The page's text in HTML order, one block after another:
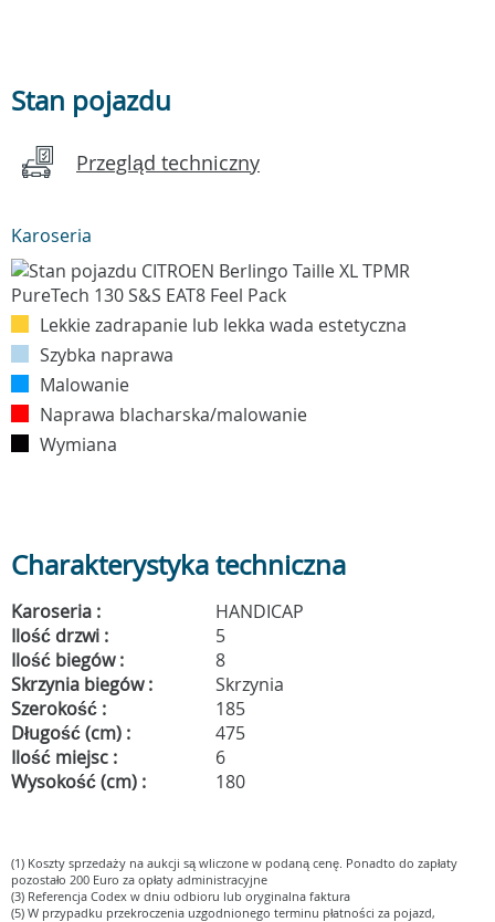
Stan pojazdu
Przegląd techniczny
Karoseria
Lekkie zadrapanie lub lekka wada estetyczna
Szybka naprawa
Malowanie
Naprawa blacharska/malowanie
Wymiana
Charakterystyka techniczna
Karoseria :
HANDICAP
Ilość drzwi :
5
Ilość biegów :
8
Skrzynia biegów :
Skrzynia
Szerokość :
185
Długość (cm) :
475
Ilość miejsc :
6
Wysokość (cm) :
180
(1) Koszty sprzedaży na aukcji są wliczone w podaną cenę. Ponadto do zapłaty
pozostało 200 Euro za opłaty administracyjne
(3) Referencja Codex w dniu odbioru lub oryginalna faktura
(5) W przypadku przekroczenia uzgodnionego terminu płatności za pojazd,